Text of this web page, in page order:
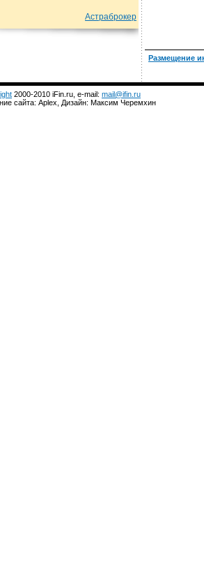
Астраброкер
Размещение
2000-2010 iFin.ru, e-mail: mail@ifin.ru
сайта: Aplex, Дизайн: Максим Черемхин